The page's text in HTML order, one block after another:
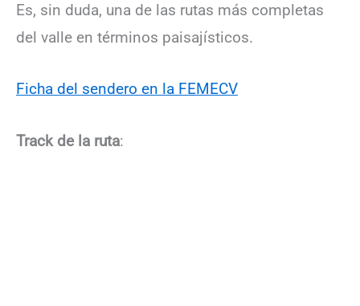
Es, sin duda, una de las rutas más completas
del valle en términos paisajísticos.
Ficha del sendero en la FEMECV
Track de la ruta: